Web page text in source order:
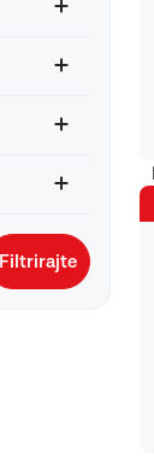
Filtrirajte